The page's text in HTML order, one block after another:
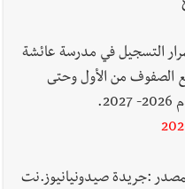
التسجيل في مدرسة عائشة
الصفوف من الأول وحتى
:جريدة صيدونيانيوز.نت